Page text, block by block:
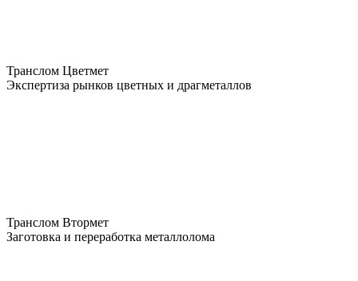
Транслом Цветмет
Экспертиза рынков цветных и драгметаллов
Транслом Втормет
Заготовка и переработка металлолома